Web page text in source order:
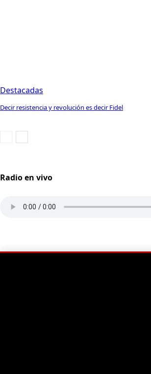
Destacadas
Decir resistencia y revolución es decir Fidel
Radio en vivo